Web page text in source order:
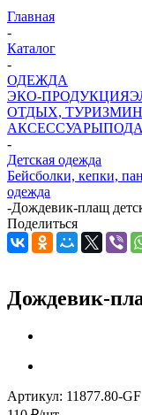
Главная
-
Каталог
-
ОДЕЖДА
ЭКО-ПРОДУКЦИЯ
ОТДЫХ, ТУРИЗМ
АКСЕССУАРЫ
-
Детская одежда
Бейсболки, кепки,
одежда
-Дождевик-плащ
Поделиться
Дождевик-
Артикул: 11877.80-GF